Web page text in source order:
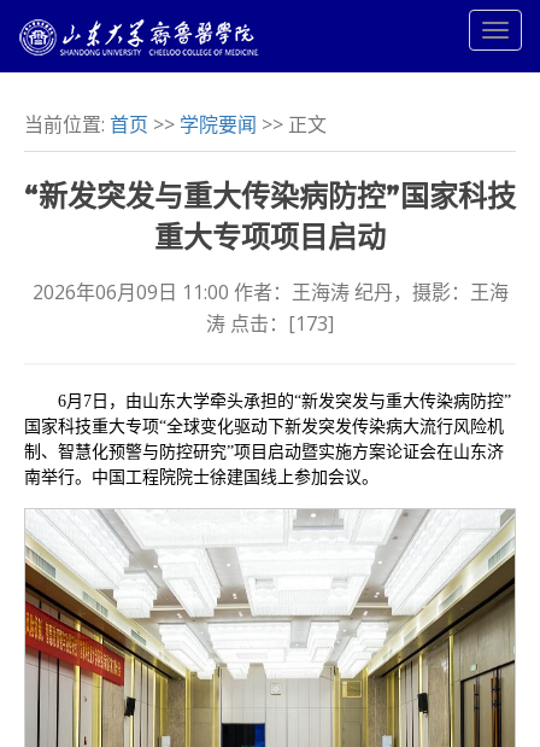
当前位置: 首页 >> 学院要闻 >> 正文
“新发突发与重大传染病防控”国家科技
重大专项项目启动
2026年06月09日 11:00 作者：王海涛 纪丹，摄影：王海
涛 点击：[173]
6月7日，由山东大学牵头承担的“新发突发与重大传染病防控”
国家科技重大专项“全球变化驱动下新发突发传染病大流行风险机
制、智慧化预警与防控研究”项目启动暨实施方案论证会在山东济
南举行。中国工程院院士徐建国线上参加会议。